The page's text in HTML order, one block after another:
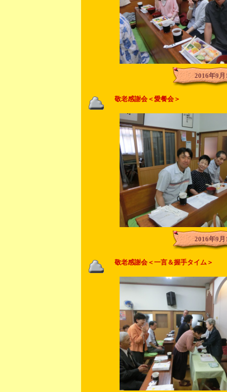
2016年9月
敬老感謝会＜愛餐会＞
2016年9月
敬老感謝会＜一言＆握手タイム＞